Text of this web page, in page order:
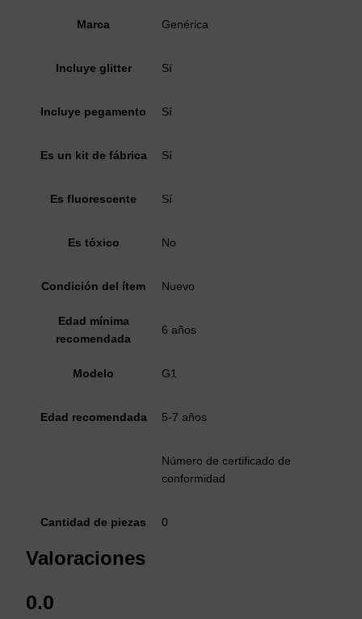
Marca Genérica
Incluye glitter Sí
Incluye pegamento Sí
Es un kit de fábrica Sí
Es fluorescente Sí
Es tóxico No
Condición del ítem Nuevo
Edad mínima
recomendada
6 años
Modelo G1
Edad recomendada 5-7 años
Número de certificado de
conformidad
Cantidad de piezas 0
Valoraciones
0.0